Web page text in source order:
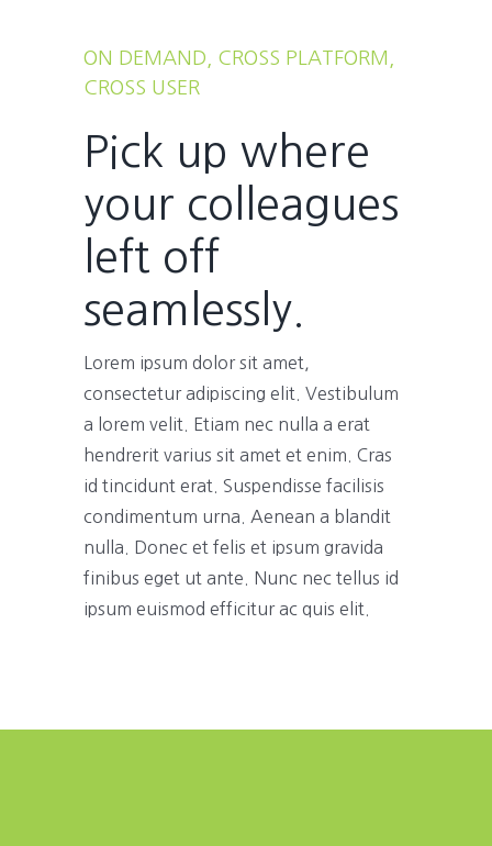
ON DEMAND, CROSS PLATFORM,
CROSS USER
Pick up where
your colleagues
left off
seamlessly.
Lorem ipsum dolor sit amet,
consectetur adipiscing elit. Vestibulum
a lorem velit. Etiam nec nulla a erat
hendrerit varius sit amet et enim. Cras
id tincidunt erat. Suspendisse facilisis
condimentum urna. Aenean a blandit
nulla. Donec et felis et ipsum gravida
finibus eget ut ante. Nunc nec tellus id
ipsum euismod efficitur ac quis elit.